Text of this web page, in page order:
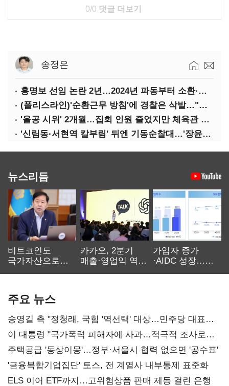
0/0 댓글 더보기
송정은
홍명보 선임 논란 2년…2024년 파동부터 소환·압색까지
(폴리스라인)'순환근무 방침'에 경찰은 삭발…"베테랑·수사력 보강 먼저"
'올공 시위' 2개월…집회 인원 줄었지만 체육관 봉쇄 계속
'신림동·서현역 칼부림' 뒤엔 기동순찰대…'장윤기 은폐·조작' 후엔 내부비리수사대
뉴스리듬
비트코인도
국가자산으로…'
카카오, 2분기
매출·영업익 역대
가입자 증가
·AIDC 성장…
주요 뉴스
송영길 측 "정청래, 국힘 '역선택' 대상…민주당 대표로
총선 지휘 못해"
이 대통령 "국가폭력 피해자에 사과…적극적 조사로
진실 밝혀야"
주택공급 '동상이몽'…정부·서울시 협력 없으면 '공수표'
'금융복합기업집단' 토스, 전 계열사 내부통제 표준화
ELS 이어 ETF까지…고위험상품 판매 제동 걸린 은행